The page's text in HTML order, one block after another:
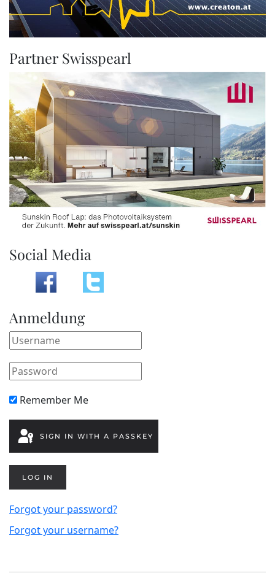
Partner Swisspearl
Social Media
Anmeldung
Remember Me
SIGN IN WITH A PASSKEY
LOG IN
Forgot your password?
Forgot your username?